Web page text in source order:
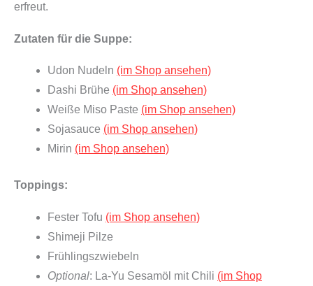
erfreut.
Zutaten für die Suppe:
Udon Nudeln (im Shop ansehen)
Dashi Brühe (im Shop ansehen)
Weiße Miso Paste (im Shop ansehen)
Sojasauce (im Shop ansehen)
Mirin (im Shop ansehen)
Toppings:
Fester Tofu (im Shop ansehen)
Shimeji Pilze
Frühlingszwiebeln
Optional: La-Yu Sesamöl mit Chili (im Shop